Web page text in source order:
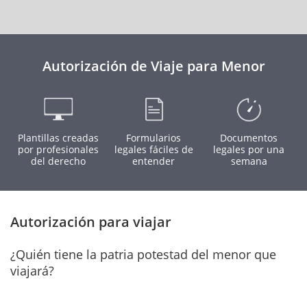
Autorización de Viaje para Menor
Plantillas creadas
por profesionales
del derecho
Formularios
legales fáciles de
entender
Documentos
legales por una
semana
Autorización para viajar
¿Quién tiene la patria potestad del menor que
viajará?